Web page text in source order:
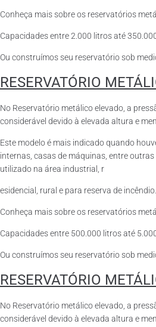
Conheça mais sobre os reservatórios
Capacidades entre 2.000 litros até
Ou construímos seu reservatório sob
RESERVATÓRIO
No Reservatório metálico elevado, a
considerável devido à elevada altura e
Este modelo é mais indicado quando
internas, casas de máquinas, entre
utilizado na área industrial, r
esidencial, rural e para reserva de incêndio.
Conheça mais sobre os reservatórios
Capacidades entre 500.000 litros até
Ou construímos seu reservatório sob
RESERVATÓRIO
No Reservatório metálico elevado, a
considerável devido à elevada altura e